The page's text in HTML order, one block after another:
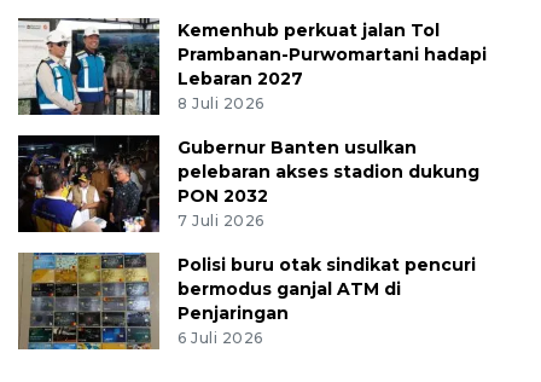
Kemenhub perkuat jalan Tol
Prambanan-Purwomartani hadapi
Lebaran 2027
8 Juli 2026
Gubernur Banten usulkan
pelebaran akses stadion dukung
PON 2032
7 Juli 2026
Polisi buru otak sindikat pencuri
bermodus ganjal ATM di
Penjaringan
6 Juli 2026